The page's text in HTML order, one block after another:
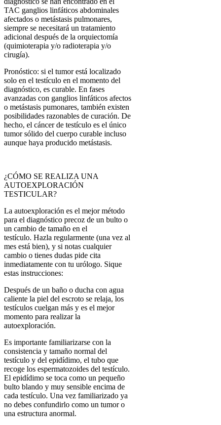
TAC ganglios linfáticos abdominales
afectados o metástasis pulmonares,
siempre se necesitará un tratamiento
adicional después de la orquiectomía
(quimioterapia y/o radioterapia y/o
cirugía).
Pronóstico: si el tumor está localizado
solo en el testículo en el momento del
diagnóstico, es curable. En fases
avanzadas con ganglios linfáticos afectos
o metástasis pumonares, también existen
posibilidades razonables de curación. De
hecho, el cáncer de testículo es el único
tumor sólido del cuerpo curable incluso
aunque haya producido metástasis.
¿CÓMO SE REALIZA UNA
AUTOEXPLORACIÓN
TESTICULAR?
La autoexploración es el mejor método
para el diagnóstico precoz de un bulto o
un cambio de tamaño en el
testículo. Hazla regularmente (una vez al
mes está bien), y si notas cualquier
cambio o tienes dudas pide cita
inmediatamente con tu urólogo. Sique
estas instrucciones:
Después de un baño o ducha con agua
caliente la piel del escroto se relaja, los
testículos cuelgan más y es el mejor
momento para realizar la
autoexploración.
Es importante familiarizarse con la
consistencia y tamaño normal del
testículo y del epidídimo, el tubo que
recoge los espermatozoides del testículo.
El epidídimo se toca como un pequeño
bulto blando y muy sensible encima de
cada testículo. Una vez familiarizado ya
no debes confundirlo como un tumor o
una estructura anormal.